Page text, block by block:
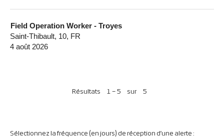
Field Operation Worker - Troyes
Saint-Thibault, 10, FR
4 août 2026
Résultats 1 – 5 sur 5
Sélectionnez la fréquence (en jours) de réception d’une alerte :